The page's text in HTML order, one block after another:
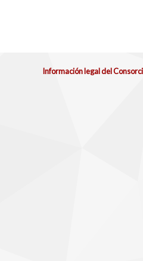
Información legal del